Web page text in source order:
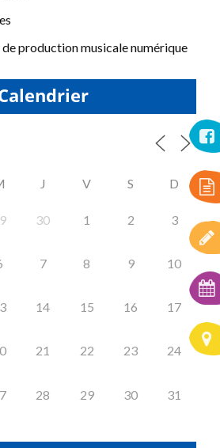
production musicale numérique
J V S D
30 1 2 3
7 8 9 10
14 15 16 17
21 22 23 24
28 29 30 31